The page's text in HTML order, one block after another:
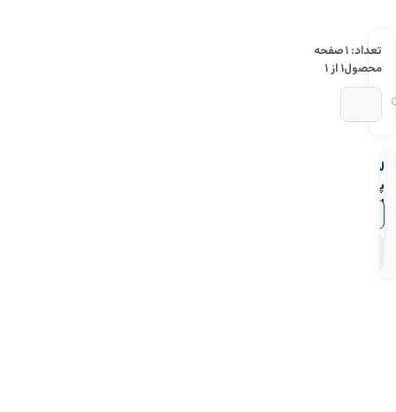
تعداد: ۱
محصول
صفحه
۱ از ۱
لوله
پلی
اتیلن
PE100